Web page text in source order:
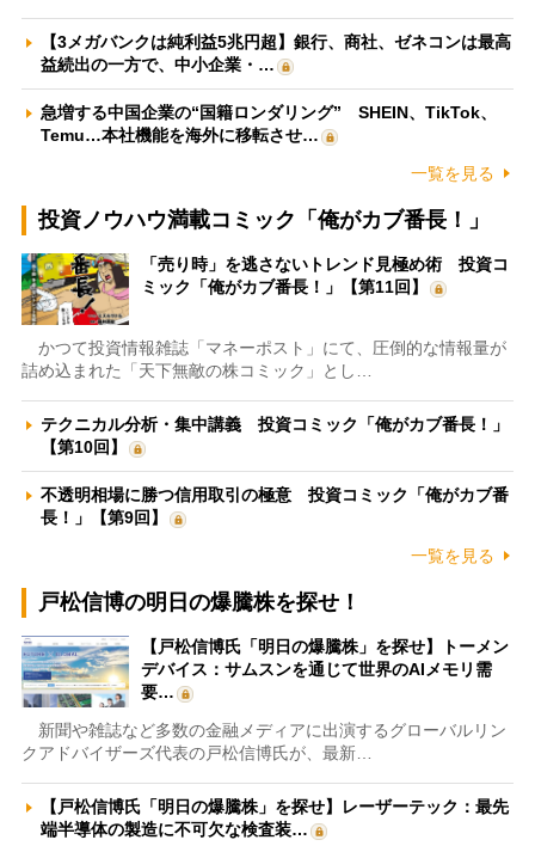
【3メガバンクは純利益5兆円超】銀行、商社、ゼネコンは最高
益続出の一方で、中小企業・…
急増する中国企業の“国籍ロンダリング” SHEIN、TikTok、
Temu…本社機能を海外に移転させ…
一覧を見る
投資ノウハウ満載コミック「俺がカブ番長！」
「売り時」を逃さないトレンド見極め術 投資コ
ミック「俺がカブ番長！」【第11回】
かつて投資情報雑誌「マネーポスト」にて、圧倒的な情報量が
詰め込まれた「天下無敵の株コミック」とし…
テクニカル分析・集中講義 投資コミック「俺がカブ番長！」
【第10回】
不透明相場に勝つ信用取引の極意 投資コミック「俺がカブ番
長！」【第9回】
一覧を見る
戸松信博の明日の爆騰株を探せ！
【戸松信博氏「明日の爆騰株」を探せ】トーメン
デバイス：サムスンを通じて世界のAIメモリ需
要…
新聞や雑誌など多数の金融メディアに出演するグローバルリン
クアドバイザーズ代表の戸松信博氏が、最新…
【戸松信博氏「明日の爆騰株」を探せ】レーザーテック：最先
端半導体の製造に不可欠な検査装…